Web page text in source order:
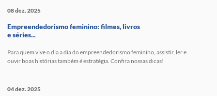
08 dez. 2025
Empreendedorismo feminino: filmes, livros
e séries...
Para quem vive o dia a dia do empreendedorismo feminino, assistir, ler e
ouvir boas histórias também é estratégia. Confira nossas dicas!
04 dez. 2025